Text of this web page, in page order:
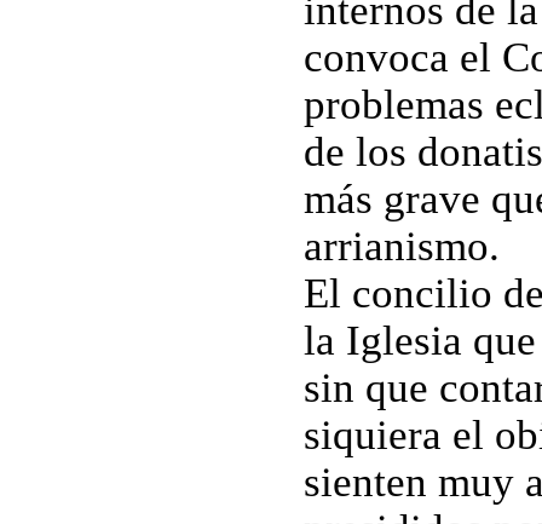
internos de
convoca el
problemas
de los
más grave
arrianismo.
El concilio
la Iglesia
sin que
siquiera el
sienten muy